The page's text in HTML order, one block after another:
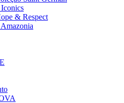
& Respect